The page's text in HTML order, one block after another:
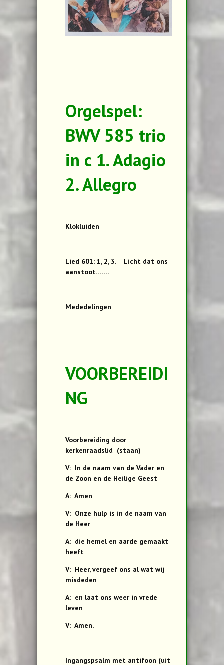
Orgelspel:
BWV 585 trio
in c 1. Adagio
2. Allegro
Klokluiden
Lied 601: 1, 2, 3. Licht dat ons
aanstoot…….
Mededelingen
VOORBEREIDI
NG
Voorbereiding door
kerkenraadslid (staan)
V: In de naam van de Vader en
de Zoon en de Heilige Geest
A: Amen
V: Onze hulp is in de naam van
de Heer
A: die hemel en aarde gemaakt
heeft
V: Heer, vergeef ons al wat wij
misdeden
A: en laat ons weer in vrede
leven
V: Amen.
Ingangspsalm met antifoon (uit